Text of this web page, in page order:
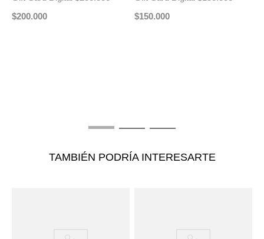
$200.000
$150.000
TAMBIÉN PODRÍA INTERESARTE